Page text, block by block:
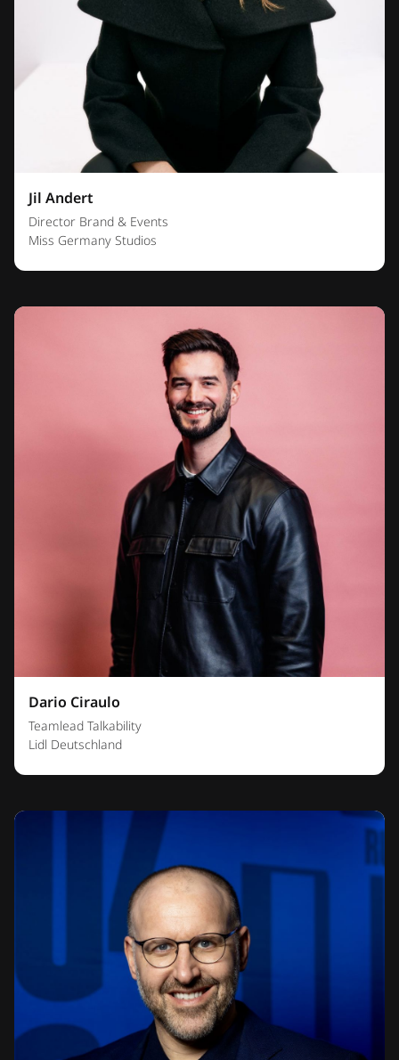
Jil Andert
Director Brand & Events
Miss Germany Studios
Dario Ciraulo
Teamlead Talkability
Lidl Deutschland